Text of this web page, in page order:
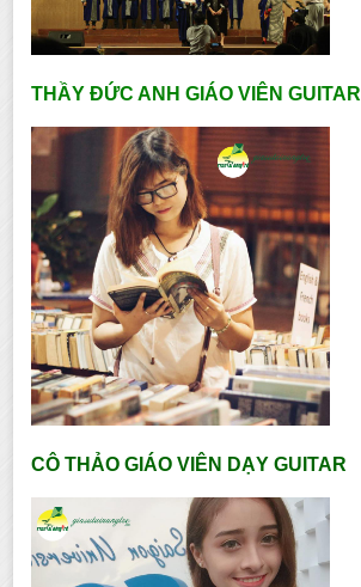
THẦY ĐỨC ANH GIÁO VIÊN GUITAR
CÔ THẢO GIÁO VIÊN DẠY GUITAR